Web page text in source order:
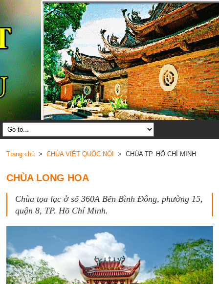
Trang chủ> CHÙA VIỆT QUỐC NỘI > CHÙA TP. HỒ CHÍ MINH
CHÙA LONG HOA
Chùa tọa lạc ở số 360A Bến Bình Đông, phường 15,
quận 8, TP. Hồ Chí Minh.